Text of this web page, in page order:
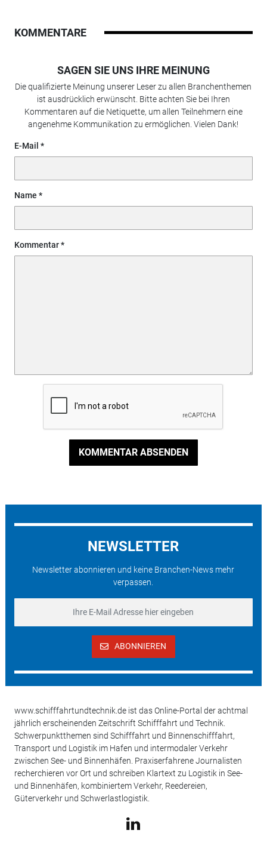
KOMMENTARE
SAGEN SIE UNS IHRE MEINUNG
Die qualifizierte Meinung unserer Leser zu allen Branchenthemen
ist ausdrücklich erwünscht. Bitte achten Sie bei Ihren
Kommentaren auf die Netiquette, um allen Teilnehmern eine
angenehme Kommunikation zu ermöglichen. Vielen Dank!
E-Mail
Name
Kommentar
KOMMENTAR ABSENDEN
NEWSLETTER
Newsletter abonnieren und keine Branchen-News mehr
verpassen.
ABONNIEREN
www.schifffahrtundtechnik.de ist das Online-Portal der achtmal
jährlich erscheinenden Zeitschrift Schifffahrt und Technik.
Schwerpunktthemen sind Schifffahrt und Binnenschifffahrt,
Transport und Logistik im Hafen und intermodaler Verkehr
zwischen See- und Binnenhäfen. Praxiserfahrene Journalisten
recherchieren vor Ort und schreiben Klartext zu Logistik in See-
und Binnenhäfen, kombiniertem Verkehr, Reedereien,
Güterverkehr und Schwerlastlogistik.